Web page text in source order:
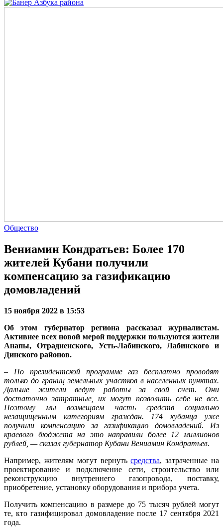
Общество
Вениамин Кондратьев: Более 170
жителей Кубани получили
компенсацию за газификацию
домовладений
15 ноября 2022 в 15:53
Об этом губернатор региона рассказал журналистам.
Активнее всех новой мерой поддержки пользуются жители
Анапы, Отрадненского, Усть-Лабинского, Лабинского и
Динского районов.
– По президентской программе газ бесплатно проводят
только до границ земельных участков в населенных пунктах.
Дальше жители ведут работы за свой счет. Они
достаточно затратные, их могут позволить себе не все.
Поэтому мы возмещаем часть средств социально
незащищенным категориям граждан. 174 кубанца уже
получили компенсацию за газификацию домовладений. Из
краевого бюджета на это направили более 12 миллионов
рублей, — сказал губернатор Кубани Вениамин Кондратьев.
Например, жителям могут вернутьсредства, затраченные на
проектирование и подключение сети, строительство или
реконструкцию внутреннего газопровода, поставку,
приобретение, установку оборудования и прибора учета.
Получить компенсацию в размере до 75 тысяч рублей могут
те, кто газифицировал домовладение после 17 сентября 2021
года.